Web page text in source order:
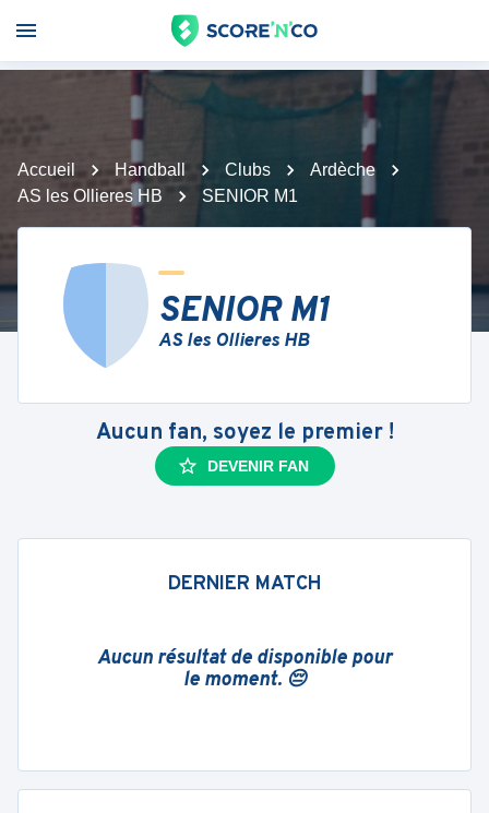
Accueil Handball Clubs
Ardèche
AS les Ollieres HB
SENIOR M1
SENIOR M1
AS les Ollieres HB
Aucun fan, soyez le premier !
DEVENIR FAN
DERNIER MATCH
Aucun résultat de disponible pour
le moment. 😔